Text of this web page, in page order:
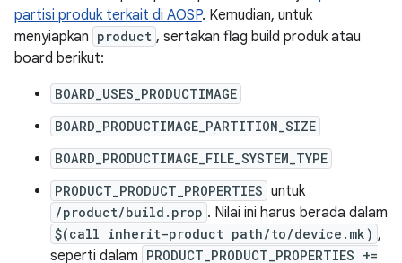
partisi produk terkait di AOSP. Kemudian, untuk
menyiapkan product , sertakan flag build produk atau
board berikut:
BOARD_USES_PRODUCTIMAGE
BOARD_PRODUCTIMAGE_PARTITION_SIZE
BOARD_PRODUCTIMAGE_FILE_SYSTEM_TYPE
PRODUCT_PRODUCT_PROPERTIES untuk
/product/build.prop . Nilai ini harus berada dalam
$(call inherit-product path/to/device.mk) ,
seperti dalam PRODUCT_PRODUCT_PROPERTIES +=